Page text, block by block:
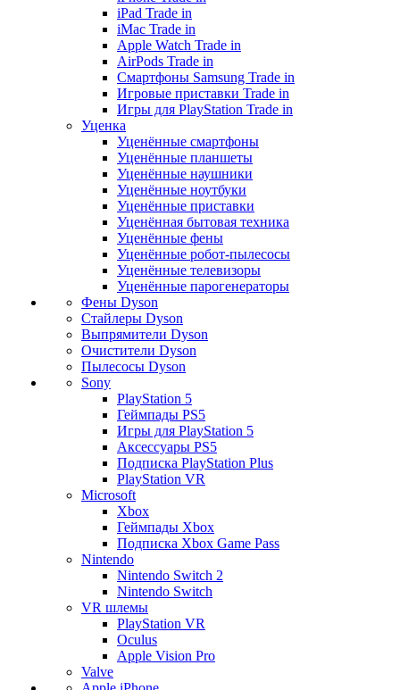
iPad Trade in
iMac Trade in
Apple Watch Trade in
AirPods Trade in
Смартфоны Samsung Trade in
Игровые приставки Trade in
Игры для PlayStation Trade in
Уценка
Уценённые смартфоны
Уценённые планшеты
Уценённые наушники
Уценённые ноутбуки
Уценённые приставки
Уценённая бытовая техника
Уценённые фены
Уценённые робот-пылесосы
Уценённые телевизоры
Уценённые парогенераторы
Фены Dyson
Стайлеры Dyson
Выпрямители Dyson
Очистители Dyson
Пылесосы Dyson
Sony
PlayStation 5
Геймпады PS5
Игры для PlayStation 5
Аксессуары PS5
Подписка PlayStation Plus
PlayStation VR
Microsoft
Xbox
Геймпады Xbox
Подписка Xbox Game Pass
Nintendo
Nintendo Switch 2
Nintendo Switch
VR шлемы
PlayStation VR
Oculus
Apple Vision Pro
Valve